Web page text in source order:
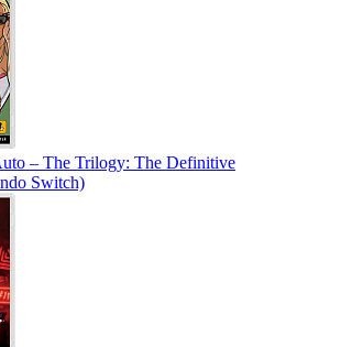
– The Trilogy: The Definitive
Switch)